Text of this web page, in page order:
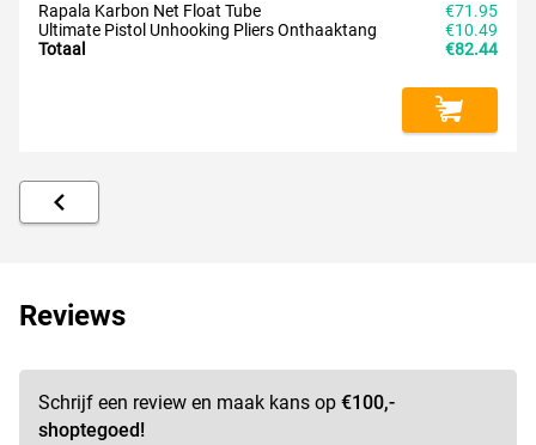
Rapala Karbon Net Float Tube
€71.95
Ultimate Pistol Unhooking Pliers Onthaaktang
€10.49
Totaal
€82.44
Reviews
Schrijf een review en maak kans op €100,-
shoptegoed!